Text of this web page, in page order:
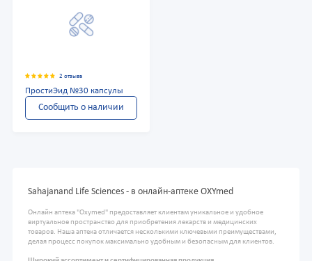
2 отзыва
ПростиЭид №30 капсулы
Сообщить о наличии
Sahajanand Life Sciences - в онлайн-аптеке OXYmed
Онлайн аптека "Oxymed" предоставляет клиентам уникальное и удобное
виртуальное пространство для приобретения лекарств и медицинских
товаров. Наша аптека отличается несколькими ключевыми преимуществами,
делая процесс покупок максимально удобным и безопасным для клиентов.